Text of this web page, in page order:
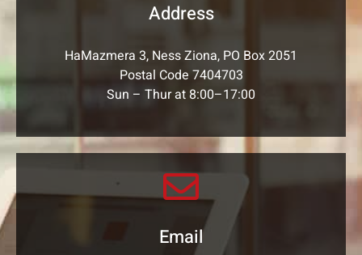
Address
HaMazmera 3, Ness Ziona, PO Box 2051
Postal Code 7404703
Sun – Thur at 8:00–17:00
Email